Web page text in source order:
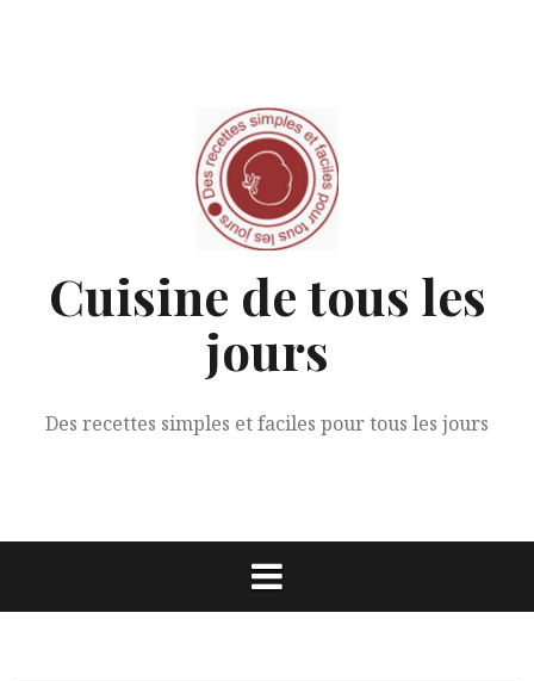
Cuisine de tous les
jours
Des recettes simples et faciles pour tous les jours